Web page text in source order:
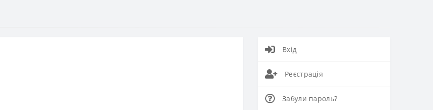
Вхід
Реєстрація
Забули пароль?